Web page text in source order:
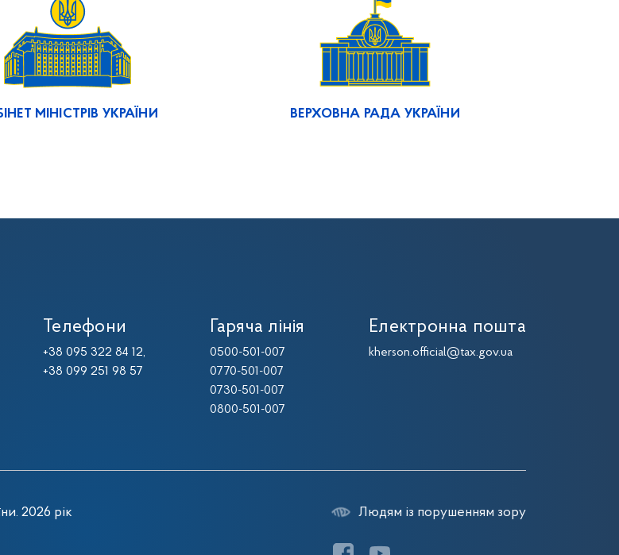
МІНІСТРІВ УКРАЇНИ ВЕРХОВНА РАДА УКРАЇНИ
Телефони
+38 095 322 84 12,
+38 099 251 98 57
Гаряча лінія
0500-501-007
0770-501-007
0730-501-007
0800-501-007
Електронна пошта
kherson.official@tax.gov.ua
2026 рік Людям із порушенням зору